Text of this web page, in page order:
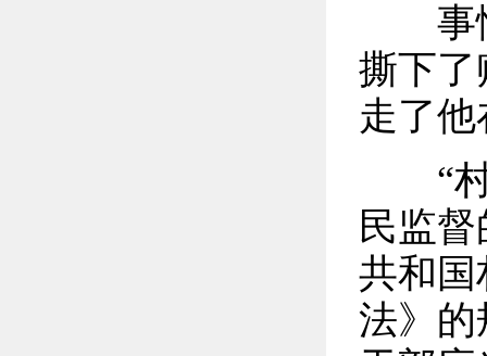
事情
撕下了
走了
“村
民监
共和国
法》的